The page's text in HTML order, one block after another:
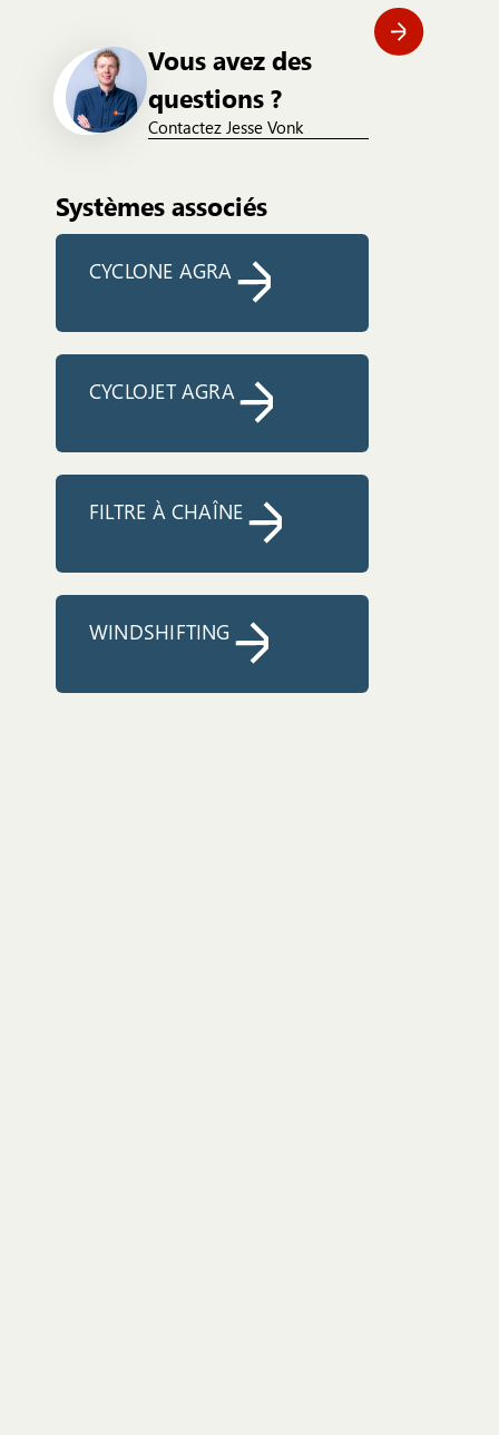
Vous avez des
questions ?
Contactez Jesse Vonk
Systèmes associés
CYCLONE AGRA
CYCLOJET AGRA
FILTRE À CHAÎNE
WINDSHIFTING